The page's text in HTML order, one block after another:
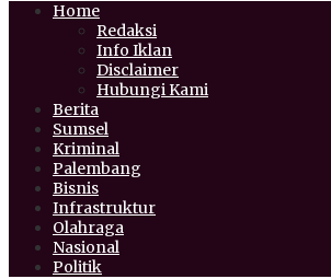
Home
Redaksi
Info Iklan
Disclaimer
Hubungi Kami
Berita
Sumsel
Kriminal
Palembang
Bisnis
Infrastruktur
Olahraga
Nasional
Politik